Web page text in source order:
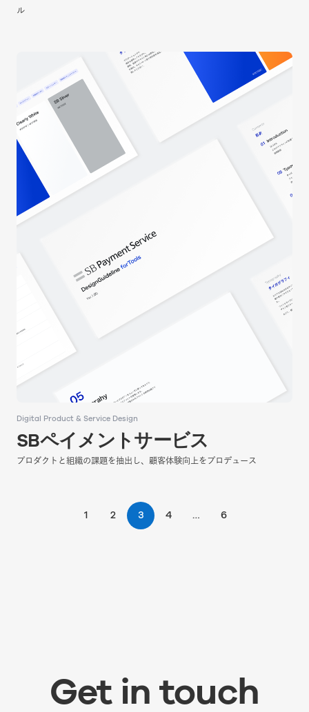
ル
Digital Product & Service Design
SBペイメントサービス
プロダクトと組織の課題を抽出し、顧客体験向上をプロデュース
ル
Digital Product & Service Design
SBペイメントサービス
プロダクトと組織の課題を抽出し、顧客体験向上をプロデュース
1 2 3 4 … 6
Get in touch
Get in touch